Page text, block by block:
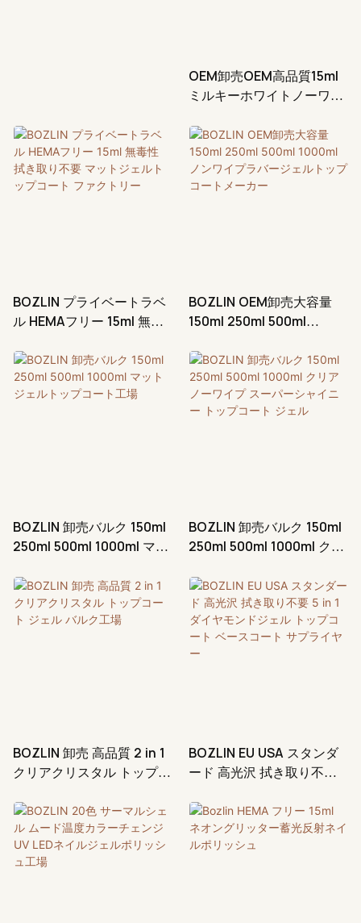
OEM卸売OEM高品質15ml
ミルキーホワイトノーワイ
ル（EU規格準拠）
BOZLIN プライベートラベ
ル HEMAフリー 15ml 無毒
ェルトップコート ファクト
リー
BOZLIN OEM卸売大容量
150ml 250ml 500ml
ジェルトップコートメーカ
ー
BOZLIN 卸売バルク 150ml
250ml 500ml 1000ml マッ
BOZLIN 卸売バルク 150ml
250ml 500ml 1000ml クリ
ャイニー トップコート ジ
ェル
BOZLIN 卸売 高品質 2 in 1
クリアクリスタル トップコ
BOZLIN EU USA スタンダ
ード 高光沢 拭き取り不要 5
ップコート ベースコート
サプライヤー